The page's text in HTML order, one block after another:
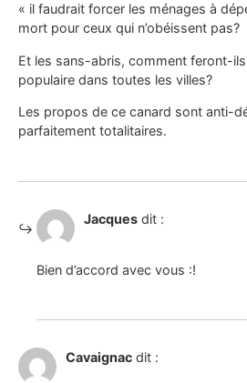
« il faudrait forcer les ménages à
mort pour ceux qui n’obéissent pas?
Et les sans-abris, comment feront-
populaire dans toutes les villes?
Les propos de ce canard sont anti-
parfaitement totalitaires.
Jacques dit :
Bien d’accord avec vous :!
Cavaignac dit :